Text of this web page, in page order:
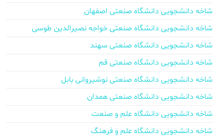
شاخه دانشجویی دانشگاه صنعتی اصفهان
شاخه دانشجویی دانشگاه صنعتی خواجه نصیرالدین طوسی
شاخه دانشجویی دانشگاه صنعتی سهند
شاخه دانشجویی دانشگاه صنعتی قم
شاخه دانشجویی دانشگاه صنعتی نوشیروانی بابل
شاخه دانشجویی دانشگاه صنعتی همدان
شاخه دانشجویی دانشگاه علم و صنعت
شاخه دانشجویی دانشگاه علم و فرهنگ